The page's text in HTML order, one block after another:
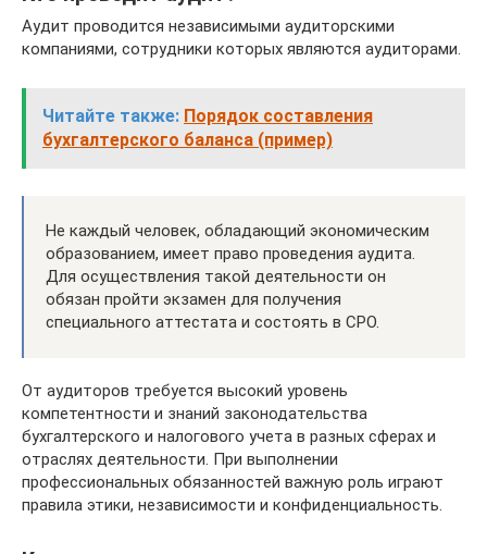
Аудит проводится независимыми аудиторскими
компаниями, сотрудники которых являются аудиторами.
Читайте также: Порядок составления
бухгалтерского баланса (пример)
Не каждый человек, обладающий экономическим
образованием, имеет право проведения аудита.
Для осуществления такой деятельности он
обязан пройти экзамен для получения
специального аттестата и состоять в СРО.
От аудиторов требуется высокий уровень
компетентности и знаний законодательства
бухгалтерского и налогового учета в разных сферах и
отраслях деятельности. При выполнении
профессиональных обязанностей важную роль играют
правила этики, независимости и конфиденциальность.